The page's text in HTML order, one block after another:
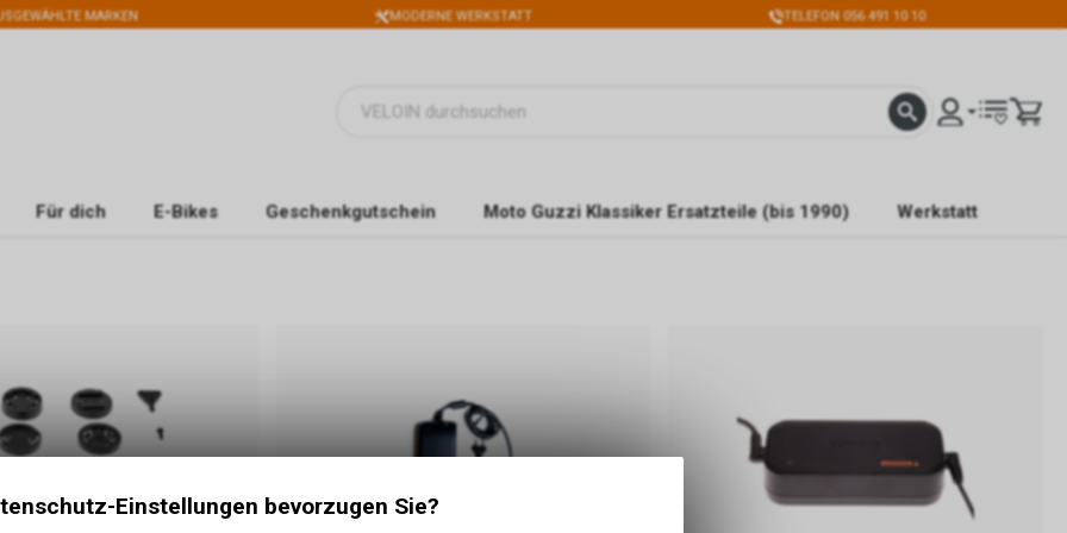
MARKEN MODERNE WERKSTATT TELEFON 056 491 10 10
Für dich E-Bikes Geschenkgutschein Moto Guzzi Klassiker Ersatzteile (bis 1990) Werkstatt
Einstellungen bevorzugen Sie?